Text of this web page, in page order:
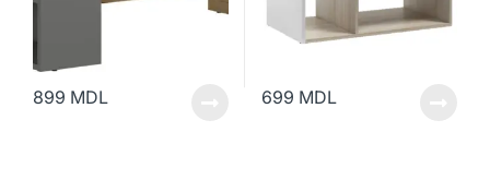
899 MDL 699 MDL